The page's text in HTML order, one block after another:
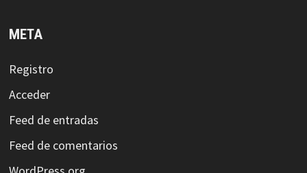
META
Registro
Acceder
Feed de entradas
Feed de comentarios